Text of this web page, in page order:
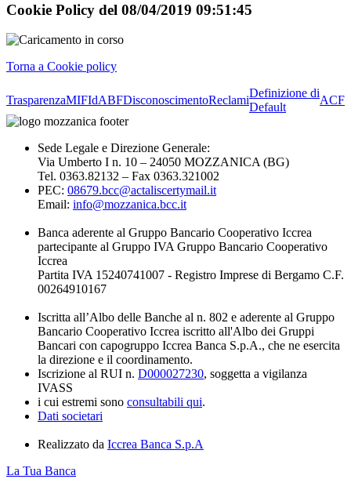
Cookie Policy del 08/04/2019 09:51:45
Torna a Cookie policy
TrasparenzaMIFIdABFDisconoscimentoReclami
Definizione di
Default
ACF
Sede Legale e Direzione Generale:
Via Umberto I n. 10 – 24050 MOZZANICA (BG)
Tel. 0363.82132 – Fax 0363.321002
PEC: 08679.bcc@actaliscertymail.it
Email: info@mozzanica.bcc.it
Banca aderente al Gruppo Bancario Cooperativo Iccrea
partecipante al Gruppo IVA Gruppo Bancario Cooperativo
Iccrea
Partita IVA 15240741007 - Registro Imprese di Bergamo C.F.
00264910167
Iscritta all’Albo delle Banche al n. 802 e aderente al Gruppo
Bancario Cooperativo Iccrea iscritto all'Albo dei Gruppi
Bancari con capogruppo Iccrea Banca S.p.A., che ne esercita
la direzione e il coordinamento.
Iscrizione al RUI n. D000027230, soggetta a vigilanza
IVASS
i cui estremi sono consultabili qui.
Dati societari
Realizzato da Iccrea Banca S.p.A
La Tua Banca